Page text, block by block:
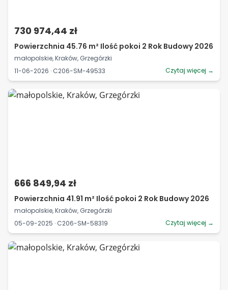
730 974,44 zł
Powierzchnia 45.76 m² Ilość pokoi 2 Rok Budowy 2026
małopolskie, Kraków, Grzegórzki
11-06-2026 · C206-SM-49533
Czytaj więcej →
666 849,94 zł
Powierzchnia 41.91 m² Ilość pokoi 2 Rok Budowy 2026
małopolskie, Kraków, Grzegórzki
05-09-2025 · C206-SM-58319
Czytaj więcej →